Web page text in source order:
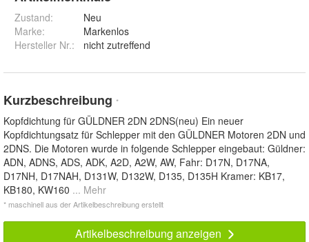
Zustand:
Neu
Marke:
Markenlos
Hersteller Nr.:
nicht zutreffend
Kurzbeschreibung *
Kopfdichtung für GÜLDNER 2DN 2DNS(neu) Ein neuer
Kopfdichtungsatz für Schlepper mit den GÜLDNER Motoren 2DN und
2DNS. Die Motoren wurde in folgende Schlepper eingebaut: Güldner:
ADN, ADNS, ADS, ADK, A2D, A2W, AW, Fahr: D17N, D17NA,
D17NH, D17NAH, D131W, D132W, D135, D135H Kramer: KB17,
KB180, KW160 ... Mehr
* maschinell aus der Artikelbeschreibung erstellt
Artikelbeschreibung anzeigen